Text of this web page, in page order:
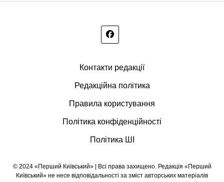
Контакти редакції
Редакційна політика
Правила користування
Політика конфіденційності
Політика ШІ
© 2024 «Перший Київський» | Всі права захищено. Редакція «Перший
Київський» не несе відповідальності за зміст авторських матеріалів